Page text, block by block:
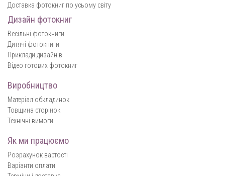
Доставка фотокниг по усьому світу
Дизайн фотокниг
Весільні фотокниги
Дитячі фотокниги
Приклади дизайнів
Відео готових фотокниг
Виробництво
Матеріал обкладинок
Товщина сторінок
Технічні вимоги
Як ми працюємо
Розрахунок вартості
Варіанти оплати